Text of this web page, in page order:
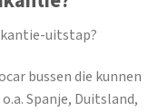
uitstap?
bussen die kunnen
Spanje, Duitsland,